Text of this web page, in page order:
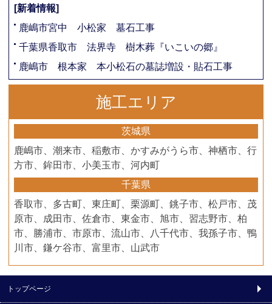
[新着情報]
鹿嶋市宮中 小松家 墓石工事
千葉県香取市 法界寺 樹木葬『いこいの郷』
鹿嶋市 根本家 本小松石の墓誌増設・貼石工事
施工エリア
茨城県
鹿嶋市、潮来市、稲敷市、かすみがうら市、神栖市、行
方市、鉾田市、小美玉市、河内町
千葉県
香取市、多古町、東庄町、栗源町、銚子市、松戸市、茂
原市、成田市、佐倉市、東金市、旭市、習志野市、柏
市、勝浦市、市原市、流山市、八千代市、我孫子市、鴨
川市、鎌ケ谷市、富里市、山武市
トップページ